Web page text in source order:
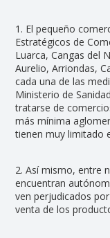
1. El pequeño
Estratégicos de
Luarca, Cangas del
Aurelio, Arriondas,
cada una de las
Ministerio de
tratarse de
más mínima
tienen muy limitado
2. Así mismo, entre
encuentran
ven perjudicados
venta de los